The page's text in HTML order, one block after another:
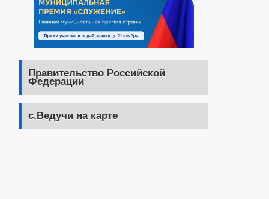
Правительство Российской
Федерации
с.Ведучи на карте